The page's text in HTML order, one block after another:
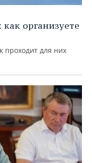
организуете
проходит для них